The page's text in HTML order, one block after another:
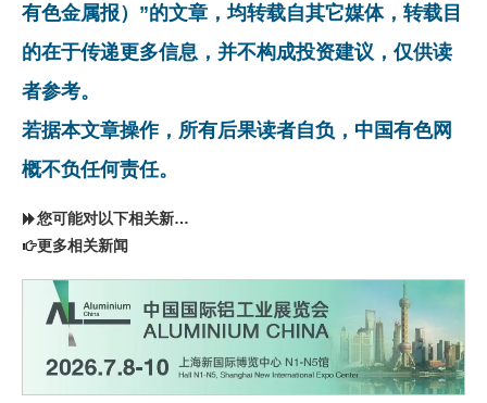
有色金属报）”的文章，均转载自其它媒体，转载目
的在于传递更多信息，并不构成投资建议，仅供读
者参考。
若据本文章操作，所有后果读者自负，中国有色网
概不负任何责任。
您可能对以下相关新闻同样感兴趣
更多相关新闻